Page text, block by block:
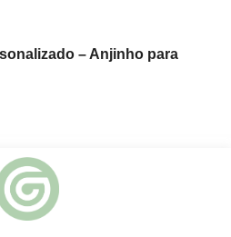
– Anjinho para